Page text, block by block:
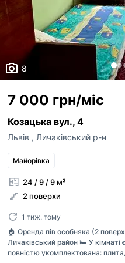
8
7 000 грн/міс
Козацька вул., 4
Львів , Личаківський р-н
Майорівка
24 / 9 / 9 м²
2 поверхи
1 тиж. тому
🏠 Оренда пів особняка (2
Личаківський район 🛏 У
повністю укомплектована: